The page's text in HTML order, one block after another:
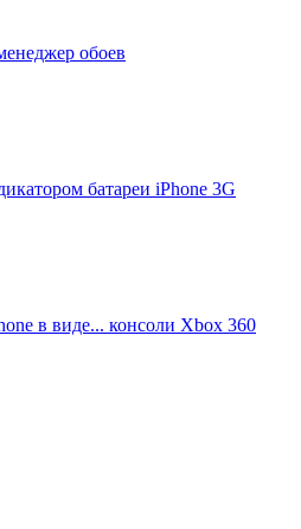
обоев
батареи iPhone 3G
в виде... консоли Xbox 360